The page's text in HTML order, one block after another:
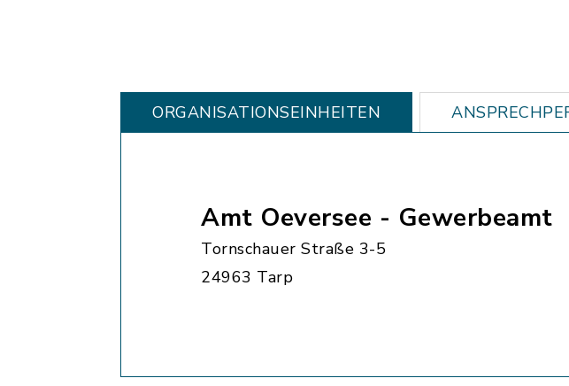
ORGANISATIONS­EINHEITEN
Amt Oeversee - Gewerbeamt
Tornschauer Straße 3-5
24963 Tarp